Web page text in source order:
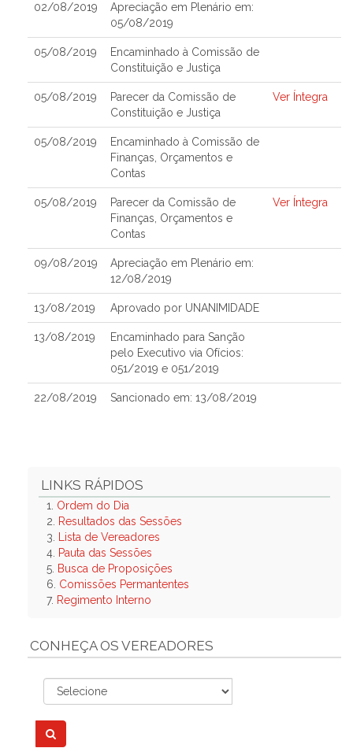
02/08/2019
Apreciação em Plenário em:
05/08/2019
05/08/2019
Encaminhado à Comissão de
Constituição e Justiça
05/08/2019
Parecer da Comissão de
Constituição e Justiça
Ver Íntegra
05/08/2019
Encaminhado à Comissão de
Finanças, Orçamentos e
Contas
05/08/2019
Parecer da Comissão de
Finanças, Orçamentos e
Contas
Ver Íntegra
09/08/2019
Apreciação em Plenário em:
12/08/2019
13/08/2019 Aprovado por UNANIMIDADE
13/08/2019
Encaminhado para Sanção
pelo Executivo via Ofícios:
051/2019 e 051/2019
22/08/2019 Sancionado em: 13/08/2019
LINKS RÁPIDOS
1. Ordem do Dia
2.
Resultados das Sessões
3.
Lista de Vereadores
4. Pauta das Sessões
5. Busca de Proposições
6. Comissões Permantentes
7. Regimento Interno
CONHEÇA OS VEREADORES